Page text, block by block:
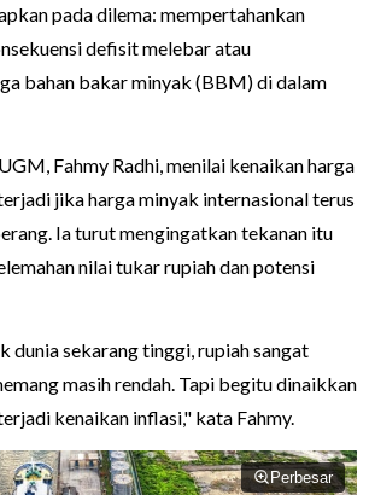
pada dilema: mempertahankan
defisit melebar atau
bahan bakar minyak (BBM) di dalam
Fahmy Radhi, menilai kenaikan harga
jika harga minyak internasional terus
Ia turut mengingatkan tekanan itu
nilai tukar rupiah dan potensi
dunia sekarang tinggi, rupiah sangat
masih rendah. Tapi begitu dinaikkan
kenaikan inflasi," kata Fahmy.
Perbesar